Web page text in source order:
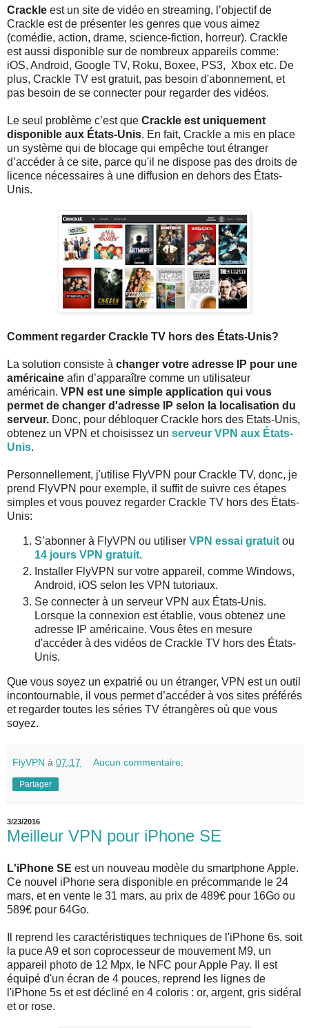
Crackle est un site de vidéo en streaming, l’objectif de
Crackle est de présenter les genres que vous aimez
(comédie, action, drame, science-fiction, horreur). Crackle
est aussi disponible sur de nombreux appareils comme:
iOS, Android, Google TV, Roku, Boxee, PS3, Xbox etc. De
plus, Crackle TV est gratuit, pas besoin d'abonnement, et
pas besoin de se connecter pour regarder des vidéos.
Le seul problème c’est que Crackle est uniquement
disponible aux États-Unis. En fait, Crackle a mis en place
un système qui de blocage qui empêche tout étranger
d’accéder à ce site, parce qu'il ne dispose pas des droits de
licence nécessaires à une diffusion en dehors des États-
Unis.
Comment regarder Crackle TV hors des États-Unis?
La solution consiste à changer votre adresse IP pour une
américaine afin d’apparaître comme un utilisateur
américain. VPN est une simple application qui vous
permet de changer d'adresse IP selon la localisation du
serveur. Donc, pour débloquer Crackle hors des Etats-Unis,
obtenez un VPN et choisissez un serveur VPN aux États-
Unis.
Personnellement, j'utilise FlyVPN pour Crackle TV, donc, je
prend FlyVPN pour exemple, il suffit de suivre ces étapes
simples et vous pouvez regarder Crackle TV hors des États-
Unis:
S’abonner à FlyVPN ou utiliser VPN essai gratuit ou
14 jours VPN gratuit.
Installer FlyVPN sur votre appareil, comme Windows,
Android, iOS selon les VPN tutoriaux.
Se connecter à un serveur VPN aux États-Unis.
Lorsque la connexion est établie, vous obtenez une
adresse IP américaine. Vous êtes en mesure
d'accéder à des vidéos de Crackle TV hors des États-
Unis.
Que vous soyez un expatrié ou un étranger, VPN est un outil
incontournable, il vous permet d’accéder à vos sites préférés
et regarder toutes les séries TV étrangères où que vous
soyez.
FlyVPN à 07:17 Aucun commentaire:
Partager
3/23/2016
Meilleur VPN pour iPhone SE
L'iPhone SE est un nouveau modèle du smartphone Apple.
Ce nouvel iPhone sera disponible en précommande le 24
mars, et en vente le 31 mars, au prix de 489€ pour 16Go ou
589€ pour 64Go.
Il reprend les caractéristiques techniques de l'iPhone 6s, soit
la puce A9 et son coprocesseur de mouvement M9, un
appareil photo de 12 Mpx, le NFC pour Apple Pay. Il est
équipé d'un écran de 4 pouces, reprend les lignes de
l'iPhone 5s et est décliné en 4 coloris : or, argent, gris sidéral
et or rose.